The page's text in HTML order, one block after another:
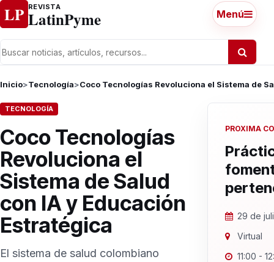
Ir al contenido
LP REVISTA
LatinPyme Menú
Inicio>Tecnología>Coco Tecnologías Revoluciona el Sistema de
TECNOLOGÍA
Coco Tecnologías
Revoluciona el
Sistema de Salud
con IA y Educación
Estratégica
El sistema de salud colombiano
PROXIMA
29 de
Virtual
11:00 -